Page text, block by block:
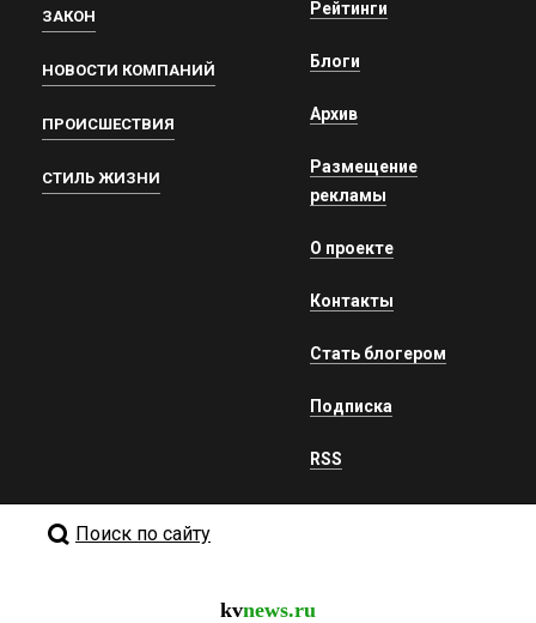
ЗАКОН
НОВОСТИ КОМПАНИЙ
ПРОИСШЕСТВИЯ
СТИЛЬ ЖИЗНИ
Рейтинги
Блоги
Архив
Размещение
рекламы
О проекте
Контакты
Стать блогером
Подписка
RSS
Поиск по сайту
kvnews.ru